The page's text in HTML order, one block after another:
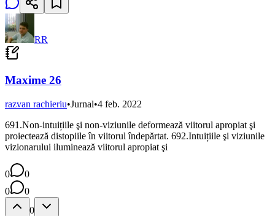
RR
Maxime 26
razvan rachieriu•Jurnal•4 feb. 2022
691.Non-intuițiile şi non-viziunile deformează viitorul apropiat şi
proiectează distopiile în viitorul îndepărtat. 692.Intuițiile şi viziunile
vizionarului iluminează viitorul apropiat şi
0
0
0
0
0